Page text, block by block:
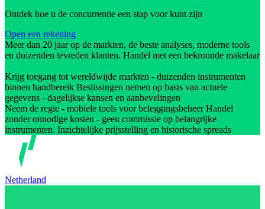
Ontdek hoe u de concurrentie een stap voor kunt zijn
Open een rekening
Meer dan 20 jaar op de markten, de beste analyses, moderne tools
en duizenden tevreden klanten. Handel met een bekroonde makelaar
Krijg toegang tot wereldwijde markten - duizenden instrumenten
binnen handbereik Beslissingen nemen op basis van actuele
gegevens - dagelijkse kansen en aanbevelingen
Neem de regie - mobiele tools voor beleggingsbeheer Handel
zonder onnodige kosten - geen commissie op belangrijke
instrumenten. Inzichtelijke prijsstelling en historische spreads
Netherland